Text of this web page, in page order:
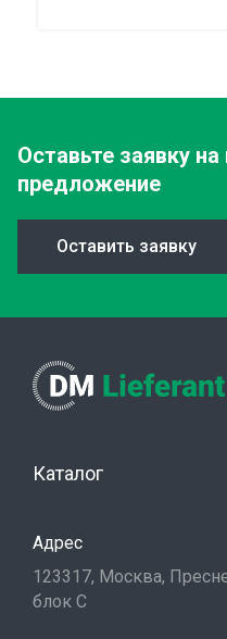
Оставьте заявку на
предложение
Оставить заявку
Каталог
Адрес
123317, Москва,
блок С